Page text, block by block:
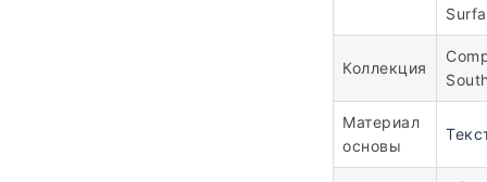
Коллекция
Материал
основы